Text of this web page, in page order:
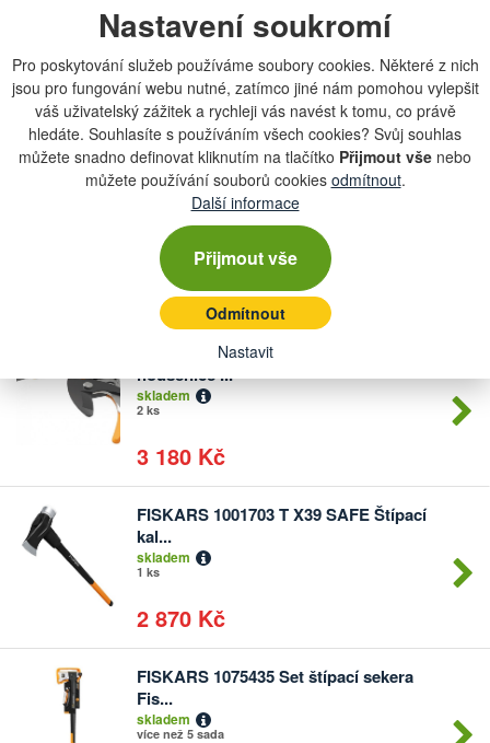
Nastavení soukromí
Pro poskytování služeb používáme soubory cookies. Některé z nich
jsou pro fungování webu nutné, zatímco jiné nám pomohou vylepšit
váš uživatelský zážitek a rychleji vás navést k tomu, co právě
hledáte. Souhlasíte s používáním všech cookies? Svůj souhlas
můžete snadno definovat kliknutím na tlačítko Přijmout vše nebo
můžete používání souborů cookies odmítnout.
Další informace
Přijmout vše
Odmítnout
Nastavit
Sekáč na led velký
Novinka
skladem
2 ks
139 Kč
Počet
kusů
FISKARS 1023634 UPX86 Nůžky
housenice ...
skladem
více než 5 ks
3 199 Kč
Počet
kusů
FISKARS 1023624 UPX86 Nůžky
housenice ...
skladem
2 ks
3 180 Kč
Počet
kusů
FISKARS 1001703 T X39 SAFE Štípací
kal...
skladem
1 ks
2 870 Kč
Počet
FISKARS 1075435 Set štípací sekera
Fis...
skladem
více než 5 sada
Počet